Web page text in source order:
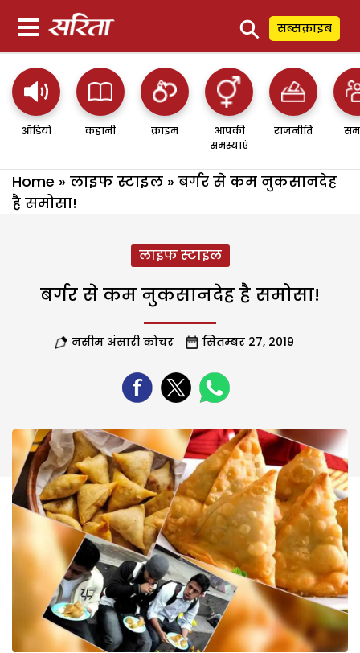
⚲ सब्सक्राइब
ऑडियो कहानी क्राइम
आपकी
समस्याएं
राजनीति
Home » लाइफ स्टाइल » बर्गर से कम नुकसानदेह
है समोसा!
लाइफ स्टाइल
बर्गर से कम नुकसानदेह है समोसा!
नसीम अंसारी कोचर सितम्बर 27, 2019